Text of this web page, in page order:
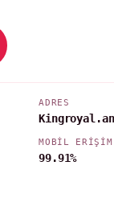
ADRES
MOBIL ERIŞIM
99.91%